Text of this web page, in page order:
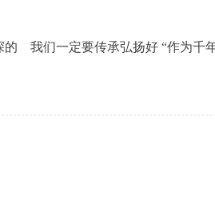
我们一定要传承弘扬好 “作为千